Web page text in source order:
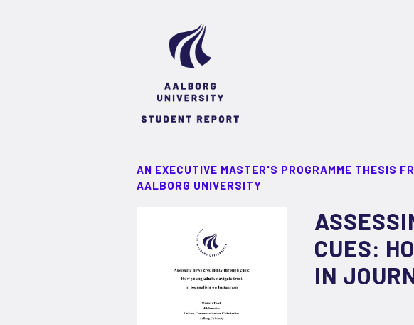
AN EXECUTIVE MASTER'S PROGRAMME THESIS
AALBORG UNIVERSITY
CUES:
IN